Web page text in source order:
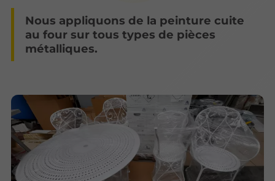
Nous appliquons de la peinture cuite
au four sur tous types de pièces
métalliques.